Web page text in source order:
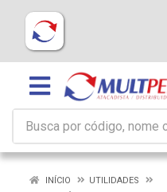
INÍCIO
UTILIDADES